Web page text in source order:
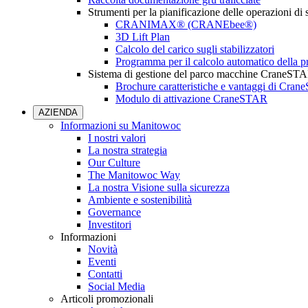
Strumenti per la pianificazione delle operazioni di
CRANIMAX® (CRANEbee®)
3D Lift Plan
Calcolo del carico sugli stabilizzatori
Programma per il calcolo automatico della
Sistema di gestione del parco macchine
Brochure caratteristiche e vantaggi di
Modulo di attivazione CraneSTAR
AZIENDA
Informazioni su Manitowoc
I nostri valori
La nostra strategia
Our Culture
The Manitowoc Way
La nostra Visione sulla sicurezza
Ambiente e sostenibilità
Governance
Investitori
Informazioni
Novità
Eventi
Contatti
Social Media
Articoli promozionali